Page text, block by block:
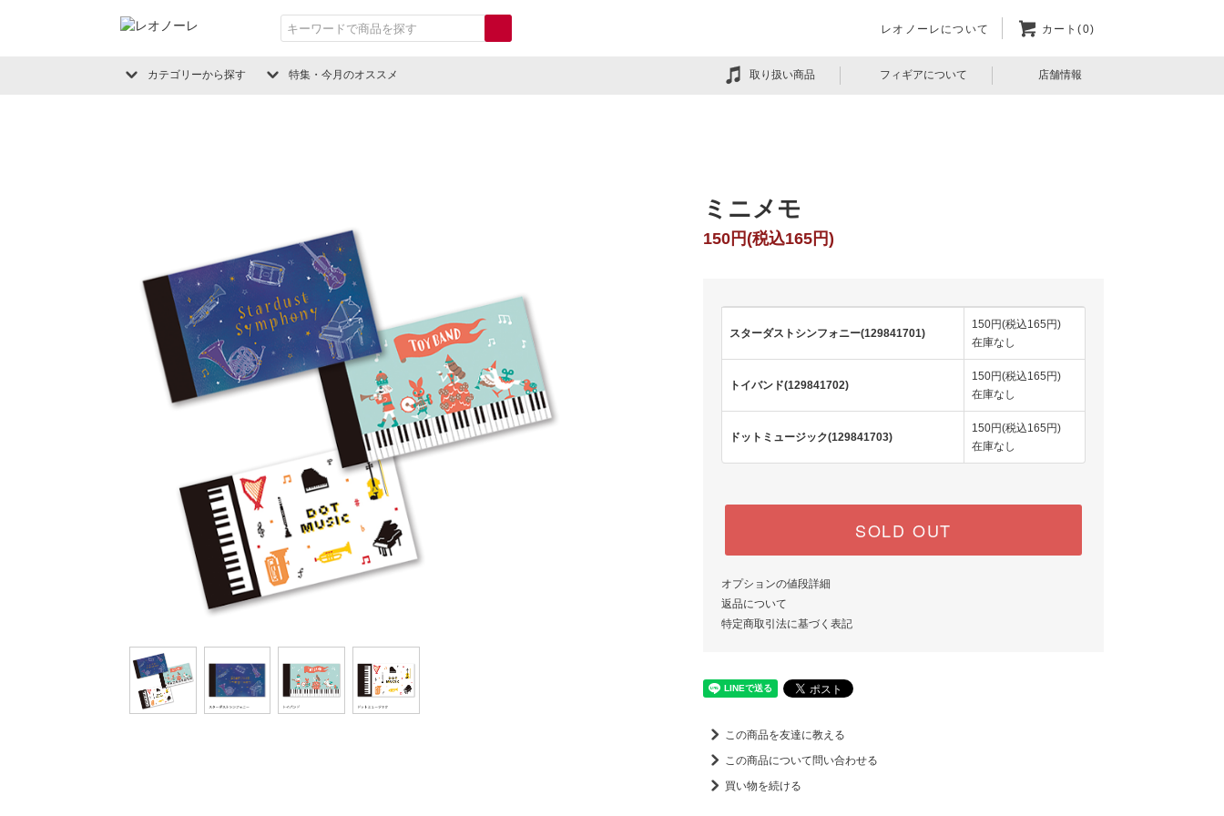
レオノーレについて カート(0)
カテゴリーから探す 特集・今月のオススメ 取り扱い商品 フィギアについて 店舗情報
ミニメモ
150円(税込165円)
スターダストシンフォニー(129841701)
150円(税込165円)
在庫なし
トイバンド(129841702)
150円(税込165円)
在庫なし
ドットミュージック(129841703)
150円(税込165円)
在庫なし
SOLD OUT
オプションの値段詳細
返品について
特定商取引法に基づく表記
この商品を友達に教える
この商品について問い合わせる
買い物を続ける